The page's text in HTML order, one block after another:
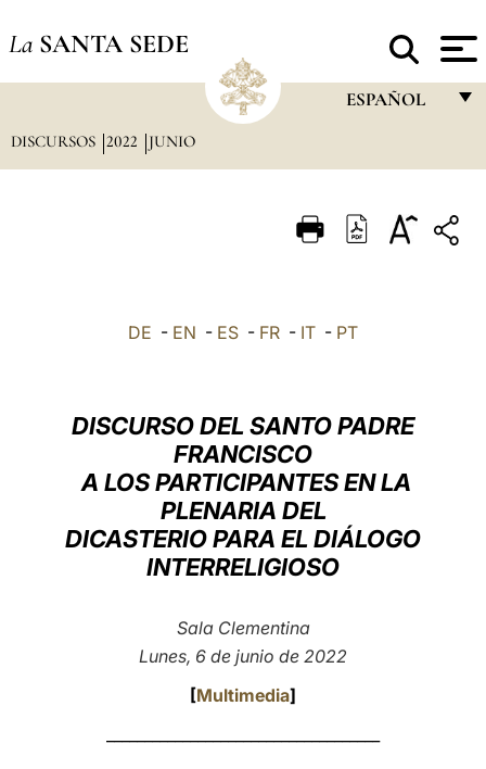
La SANTA SEDE
ESPAÑOL
ITALIANO
العربيّة
中文
LATINE
DISCURSOS 2022 JUNIO
DE - EN - ES - FR - IT - PT
DISCURSO DEL SANTO PADRE
FRANCISCO
A LOS PARTICIPANTES EN LA
PLENARIA DEL
DICASTERIO PARA EL DIÁLOGO
INTERRELIGIOSO
Sala Clementina
Lunes, 6 de junio de 2022
[Multimedia]